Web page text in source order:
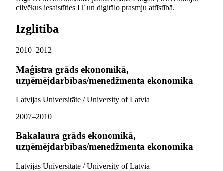
cilvēkus iesaistīties IT un digitālo prasmju attīstībā.
Izglitiba
2010–2012
Maģistra grāds ekonomikā,
uzņēmējdarbības/menedžmenta ekonomika
Latvijas Universitāte / University of Latvia
2007–2010
Bakalaura grāds ekonomikā,
uzņēmējdarbības/menedžmenta ekonomika
Latvijas Universitāte / University of Latvia